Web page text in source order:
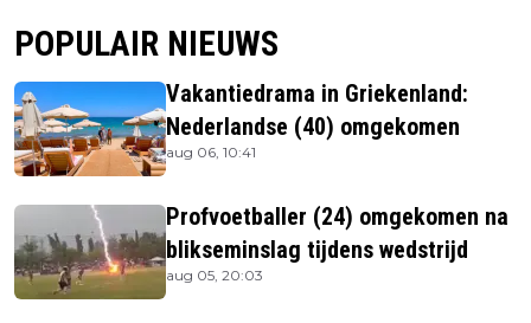
POPULAIR NIEUWS
Vakantiedrama in Griekenland:
Nederlandse (40) omgekomen
aug 06, 10:41
Profvoetballer (24) omgekomen na
blikseminslag tijdens wedstrijd
aug 05, 20:03